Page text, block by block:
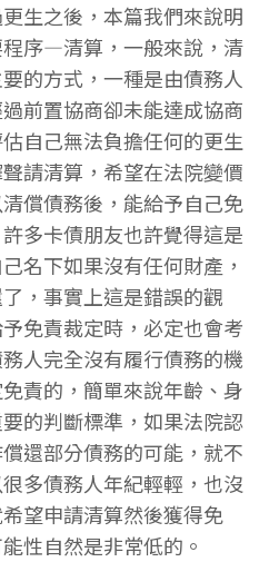
生之後，本篇我們來說明
序—清算，一般來說，清
的方式，一種是由債務人
前置協商卻未能達成協商
自己無法負擔任何的更生
請清算，希望在法院變價
償債務後，能給予自己免
多卡債朋友也許覺得這是
名下如果沒有任何財產，
，事實上這是錯誤的觀
免責裁定時，必定也會考
人完全沒有履行債務的機
責的，簡單來說年齡、身
的判斷標準，如果法院認
還部分債務的可能，就不
多債務人年紀輕輕，也沒
望申請清算然後獲得免
性自然是非常低的。